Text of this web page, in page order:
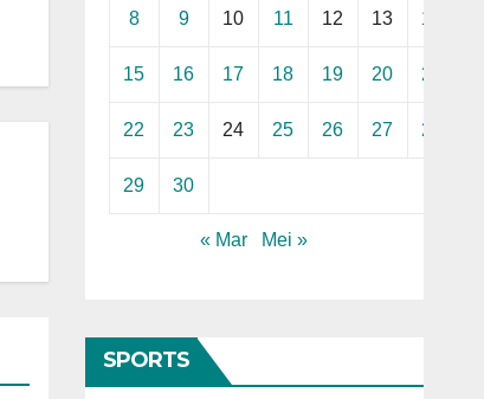
8 9 10 11 12 13 14
15 16 17 18 19 20 21
22 23 24 25 26 27 28
29 30
« Mar Mei »
SPORTS